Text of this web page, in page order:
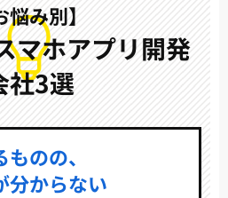
悩み別】
マホアプリ開発
社3選
のの、
分からない